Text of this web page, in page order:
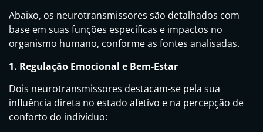
Abaixo, os neurotransmissores são detalhados com
base em suas funções específicas e impactos no
organismo humano, conforme as fontes analisadas.
1. Regulação Emocional e Bem-Estar
Dois neurotransmissores destacam-se pela sua
influência direta no estado afetivo e na percepção de
conforto do indivíduo: